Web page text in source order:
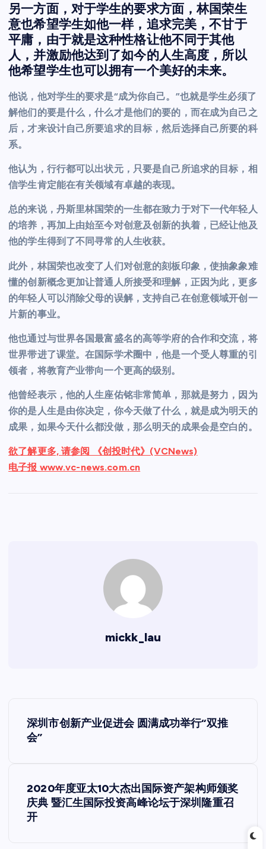
另一方面，对于学生的要求方面，林国荣生
意也希望学生如他一样，追求完美，不甘于
平庸，由于就是这种性格让他不同于其他
人，并激励他达到了如今的人生高度，所以
他希望学生也可以拥有一个美好的未来。
他说，他对学生的要求是“成为你自己。”也就是学生必须了
解他们的要是什么，什么才是他们的要的，而在成为自己之
后，才来设计自己所要追求的目标，然后选择自己所要的科
系。
他认为，行行都可以出状元，只要是自己所追求的目标，相
信学生肯定能在有关领域有卓越的表现。
总的来说，丹斯里林国荣的一生都在致力于对下一代年轻人
的培养，再加上由始至今对创意及创新的执着，已经让他及
他的学生得到了不同寻常的人生收获。
此外，林国荣也改变了人们对创意的刻板印象，使抽象象难
懂的创新概念更加让普通人所接受和理解，正因为此，更多
的年轻人可以消除父母的误解，支持自己在创意领域开创一
片新的事业。
他也通过与世界各国最富盛名的高等学府的合作和交流，将
世界带进了课堂。在国际学术圈中，他是一个受人尊重的引
领者，将教育产业带向一个更高的级别。
他曾经表示，他的人生座佑铭非常简单，那就是努力，因为
你的是人生是由你决定，你今天做了什么，就是成为明天的
成果，如果今天什么都没做，那么明天的成果会是空白的。
欲了解更多, 请参阅 《创投时代》(VCNews)
电子报 www.vc-news.com.cn
mickk_lau
文
章
航
深圳市创新产业促进会 圆满成功举行“双推
会”
2020年度亚太10大杰出国际资产架构师颁奖
庆典 暨汇生国际投资高峰论坛于深圳隆重召
开